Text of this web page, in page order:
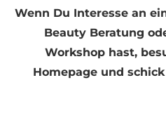
Wenn Du Interesse an
Beauty Beratung
Workshop hast,
Homepage und